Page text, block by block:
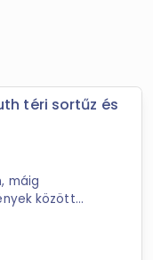
téri sortűz és
máig
között